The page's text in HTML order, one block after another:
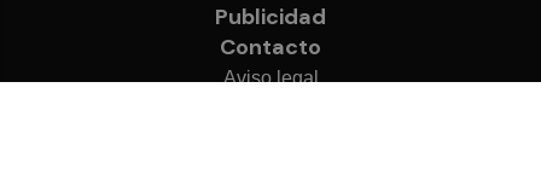
Publicidad
Contacto
Aviso legal